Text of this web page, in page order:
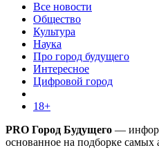
Все новости
Общество
Культура
Наука
Про город будущего
Интересное
Цифровой город
18+
PRO Город Будущего —
основанное на подборке самых